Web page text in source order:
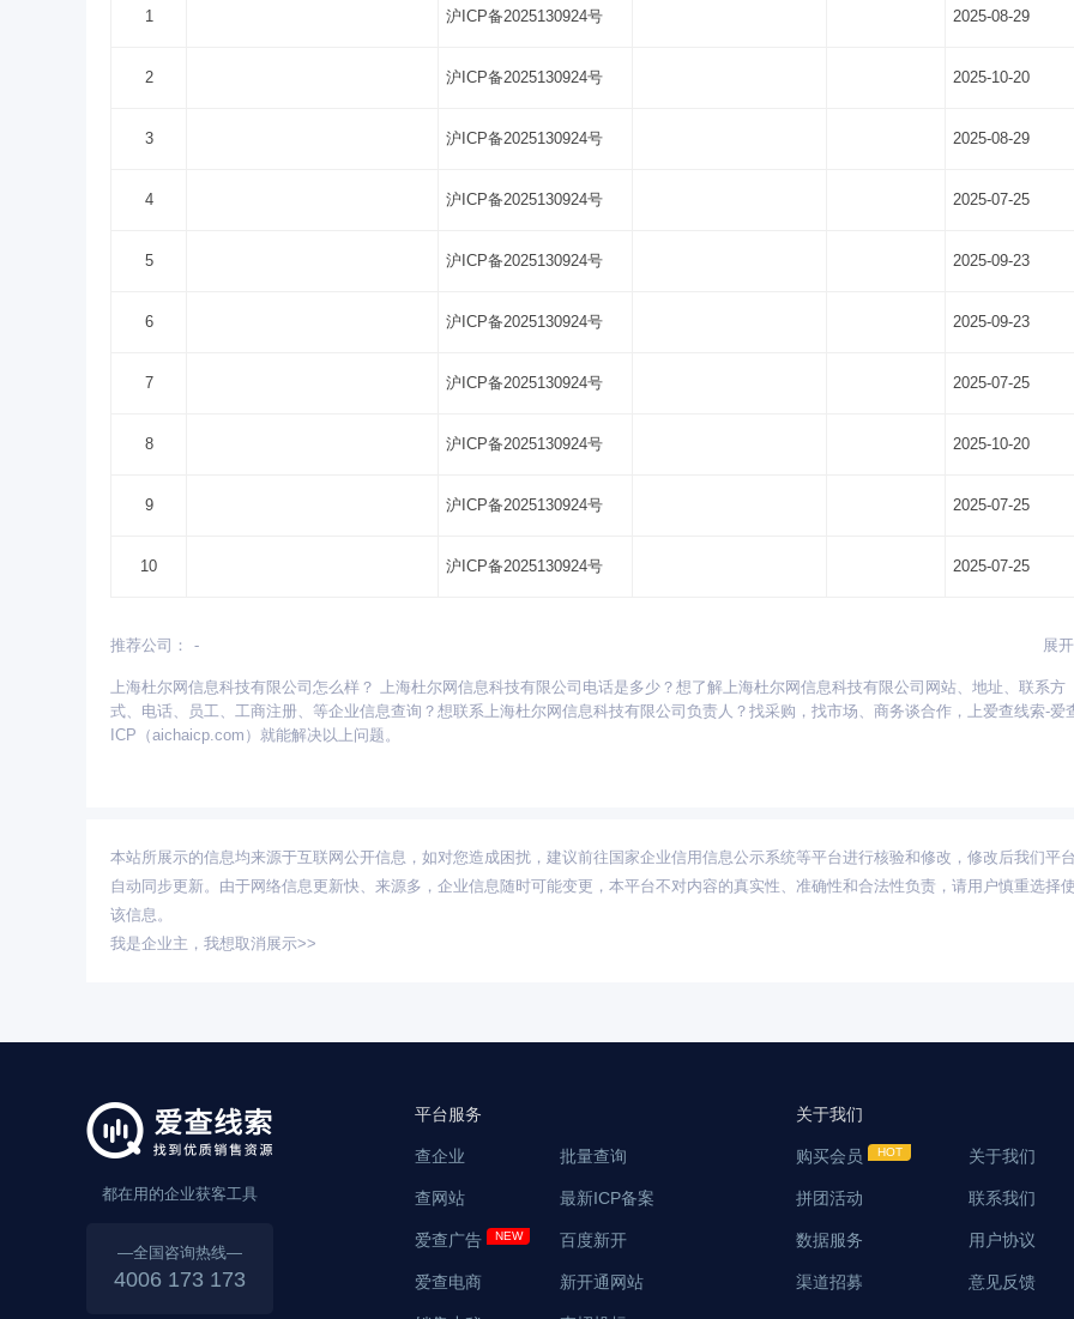
1 沪ICP备2025130924号 2025-08-29
2 沪ICP备2025130924号 2025-10-20
3 沪ICP备2025130924号 2025-08-29
4 沪ICP备2025130924号 2025-07-25
5 沪ICP备2025130924号 2025-09-23
6 沪ICP备2025130924号 2025-09-23
7 沪ICP备2025130924号 2025-07-25
8 沪ICP备2025130924号 2025-10-20
9 沪ICP备2025130924号 2025-07-25
10 沪ICP备2025130924号 2025-07-25
推荐公司： - 展开
更多省份： 安徽 北京 重庆 福建 甘肃 广东 广西 贵州 海南 河北 河南 湖北 湖南 江苏 江西 吉林 辽宁
宁夏
青海
山东 陕西 山西 上海 四川 天津 新疆 西藏 云南 浙江 内蒙古 黑龙江
上海杜尔网信息科技有限公司怎么样？ 上海杜尔网信息科技有限公司电话是多少？想了解上海杜尔网信息科技有限公司网站、地址、联系方
式、电话、员工、工商注册、等企业信息查询？想联系上海杜尔网信息科技有限公司负责人？找采购，找市场、商务谈合作，上爱查线索-爱
ICP（aichaicp.com）就能解决以上问题。
本站所展示的信息均来源于互联网公开信息，如对您造成困扰，建议前往国家企业信用信息公示系统等平台进行核验和修改，修改后我们平
自动同步更新。由于网络信息更新快、来源多，企业信息随时可能变更，本平台不对内容的真实性、准确性和合法性负责，请用户慎重选择
该信息。
我是企业主， 我想取消展示>>
都在用的企业获客工具
—全国咨询热线—
4006 173 173
平台服务
查企业
查网站
爱查广告
爱查电商
批量查询
最新ICP备案
百度新开
新开通网站
关于我们
购买会员
拼团活动
数据服务
渠道招募
关于我们
联系我们
用户协议
意见反馈